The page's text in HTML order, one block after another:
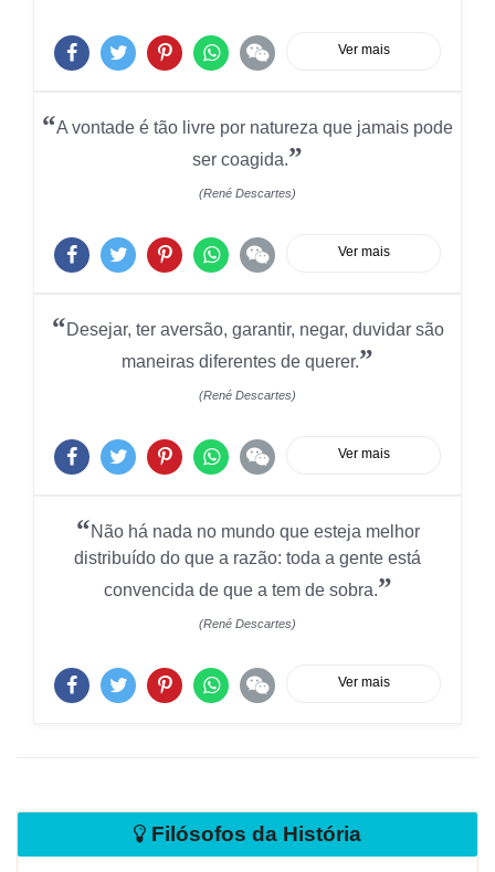
Ver mais
“A vontade é tão livre por natureza que jamais pode
ser coagida.”
(René Descartes)
Ver mais
“Desejar, ter aversão, garantir, negar, duvidar são
maneiras diferentes de querer.”
(René Descartes)
Ver mais
“Não há nada no mundo que esteja melhor
distribuído do que a razão: toda a gente está
convencida de que a tem de sobra.”
(René Descartes)
Ver mais
Filósofos da História